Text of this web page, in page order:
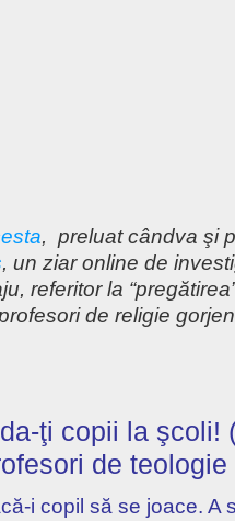
, preluat cândva şi
, un ziar online de
referitor la
de religie
ţi copii la şcoli!
de teologie
i copil să se joace. A